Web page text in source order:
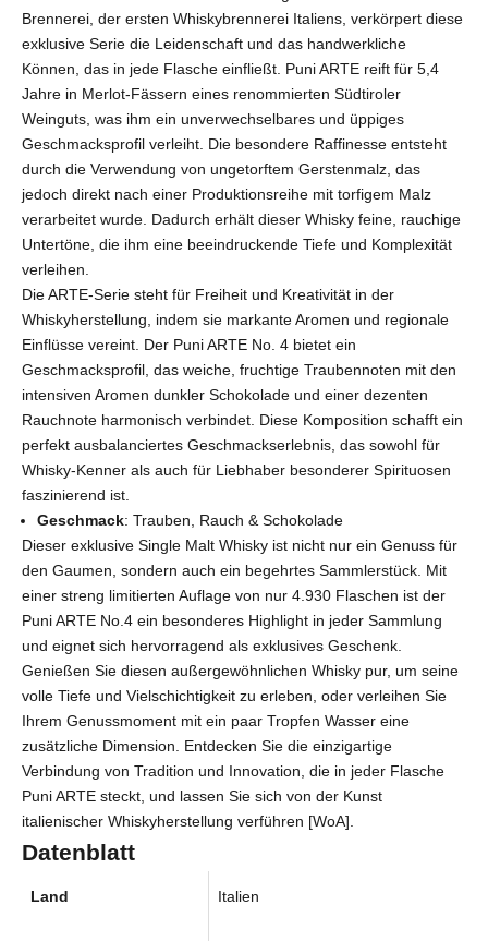
Brennerei, der ersten Whiskybrennerei Italiens, verkörpert diese
exklusive Serie die Leidenschaft und das handwerkliche
Können, das in jede Flasche einfließt. Puni ARTE reift für 5,4
Jahre in Merlot-Fässern eines renommierten Südtiroler
Weinguts, was ihm ein unverwechselbares und üppiges
Geschmacksprofil verleiht. Die besondere Raffinesse entsteht
durch die Verwendung von ungetorftem Gerstenmalz, das
jedoch direkt nach einer Produktionsreihe mit torfigem Malz
verarbeitet wurde. Dadurch erhält dieser Whisky feine, rauchige
Untertöne, die ihm eine beeindruckende Tiefe und Komplexität
verleihen.
Die ARTE-Serie steht für Freiheit und Kreativität in der
Whiskyherstellung, indem sie markante Aromen und regionale
Einflüsse vereint. Der Puni ARTE No. 4 bietet ein
Geschmacksprofil, das weiche, fruchtige Traubennoten mit den
intensiven Aromen dunkler Schokolade und einer dezenten
Rauchnote harmonisch verbindet. Diese Komposition schafft ein
perfekt ausbalanciertes Geschmackserlebnis, das sowohl für
Whisky-Kenner als auch für Liebhaber besonderer Spirituosen
faszinierend ist.
Geschmack: Trauben, Rauch & Schokolade
Dieser exklusive Single Malt Whisky ist nicht nur ein Genuss für
den Gaumen, sondern auch ein begehrtes Sammlerstück. Mit
einer streng limitierten Auflage von nur 4.930 Flaschen ist der
Puni ARTE No.4 ein besonderes Highlight in jeder Sammlung
und eignet sich hervorragend als exklusives Geschenk.
Genießen Sie diesen außergewöhnlichen Whisky pur, um seine
volle Tiefe und Vielschichtigkeit zu erleben, oder verleihen Sie
Ihrem Genussmoment mit ein paar Tropfen Wasser eine
zusätzliche Dimension. Entdecken Sie die einzigartige
Verbindung von Tradition und Innovation, die in jeder Flasche
Puni ARTE steckt, und lassen Sie sich von der Kunst
italienischer Whiskyherstellung verführen [WoA].
Datenblatt
Land Italien